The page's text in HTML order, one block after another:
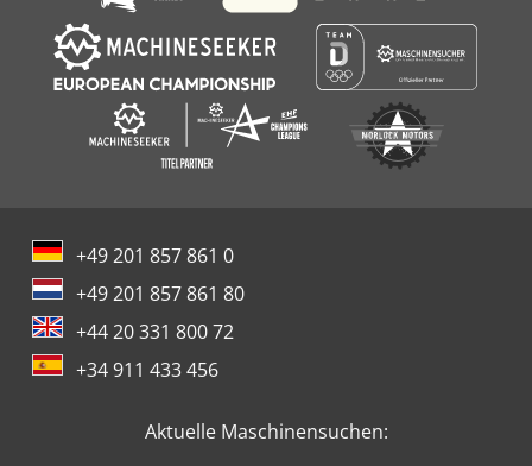
+49 201 857 861 0
+49 201 857 861 80
+44 20 331 800 72
+34 911 433 456
Aktuelle Maschinensuchen: